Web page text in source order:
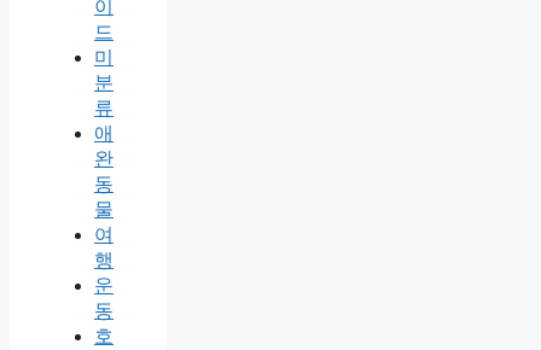
이
드
미
분
류
애
완
동
물
여
행
운
동
호